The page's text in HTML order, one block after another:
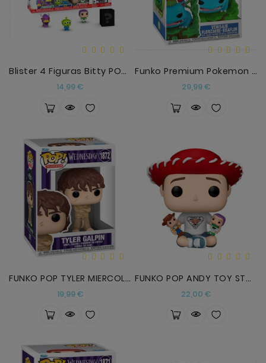
Blister 4 Figuras Bitty POP Disney Toy Story Zurg
14,99 €
Funko Premium Pokemon Venusaur Florizarre Bisaflor
29,99 €Precio
FUNKO POP TYLER MIERCOLES
19,99 €Precio
FUNKO POP ANDY TOY STORY
22,00 €Precio